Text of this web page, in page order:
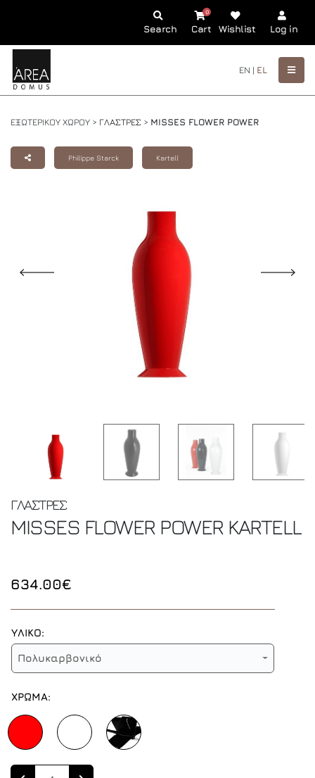
Search Cart
0
Wishlist Log in
EN | EL
ΕΞΩΤΕΡΙΚΟΥ ΧΩΡΟΥ > ΓΛΑΣΤΡΕΣ > MISSES FLOWER POWER
Philippe Starck Kartell
ΓΛΑΣΤΡΕΣ
MISSES FLOWER POWER KARTELL
634.00€
ΥΛΙΚΟ:
Πολυκαρβονικό
ΧΡΩΜΑ:
Quantity